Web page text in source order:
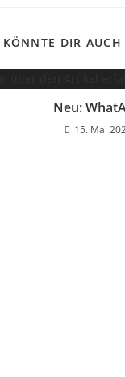
KÖNNTE DIR AUCH
Neu:
15. Mai